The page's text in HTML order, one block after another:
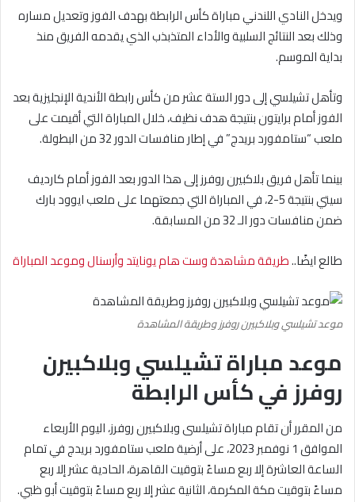
ويدخل النادي اللندني مباراة كأس الرابطة بهدف الفوز وتعديل مساره
وذلك بعد النتائج السلبية والأداء المتذبذب الذي يقدمه الفريق منذ
بداية الموسم.
وتأهل تشيلسي إلى دور الستة عشر من كأس رابطة الأندية الإنجليزية بعد
الفوز أمام برايتون بنتيجة هدف نظيف، خلال المباراة التي أقيمت على
ملعب “ستامفورد بريدج” في إطار منافسات الدور 32 من البطولة.
بينما تأهل فريق بلاكبيرن روفرز إلى هذا الدور بعد الفوز أمام كارديف
سيتي بنتيجة 5-2، في المباراة التي جمعتهما على ملعب ايوود بارك
ضمن منافسات دور الـ 32 من المسابقة.
طالع ايضًا..طريقة مشاهدة وست هام يونايتد وأرسنال وموعد المباراة
موعد تشيلسي وبلاكبيرن روفرز وطريقة المشاهدة
موعد مباراة تشيلسي وبلاكبيرن
روفرز في كأس الرابطة
من المقرر أن تقام مباراة تشيلسى وبلاكبيرن روفرز، اليوم الأربعاء
الموافق 1 نوفمبر 2023، على أرضية ملعب ستامفورد بريدج في تمام
الساعة العاشرة إلا ربع مساءً بتوقيت القاهرة، الحادية عشر إلا ربع
مساءً بتوقيت مكة المكرمة، الثانية عشر إلا ربع مساءً بتوقيت أبو ظبي.